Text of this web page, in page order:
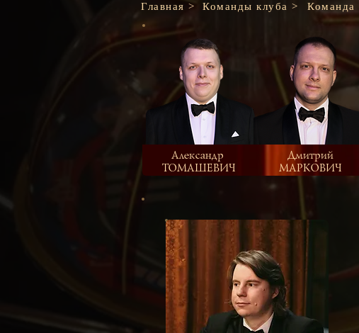
Главная > Команды клуба > Команда
Александр
ТОМАШЕВИЧ
Дмитрий
МАРКОВИЧ